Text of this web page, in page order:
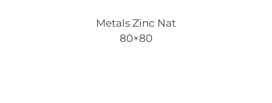
Metals Zinc Nat
80×80